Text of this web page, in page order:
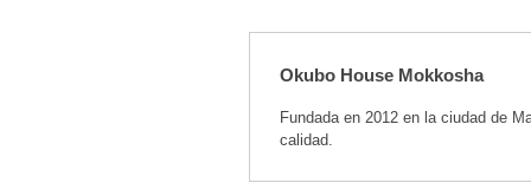
Okubo House Mokkosha
Fundada en 2012 en la ciudad de
calidad.